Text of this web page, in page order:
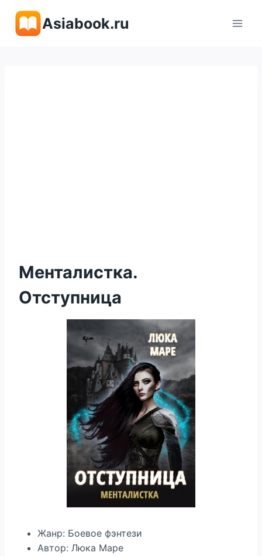
содержимому
Asiabook.ru
Менталистка.
Отступница
Жанр: Боевое фэнтези
Автор: Люка Маре